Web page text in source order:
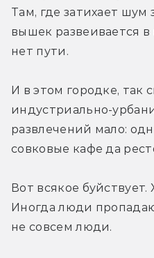
Там, где затихает шум
вышек развеивается в
нет пути.
И в этом городке, так
индустриально-
развлечений мало:
совковые кафе да
Вот всякое буйствует.
Иногда люди
не совсем люди.